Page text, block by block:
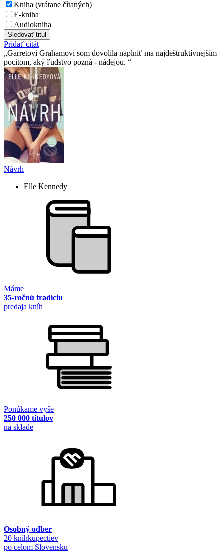
Kniha (vrátane čítaných)
E-kniha
Audiokniha
Sledovať titul
Pridať citát
Garretovi Grahamovi som dovolila naplniť ma najdeštruktívnejším
pocitom, aký ľudstvo pozná - nádejou.
Návrh
Elle Kennedy
Máme
35-ročnú tradíciu
predaja kníh
Ponúkame vyše
250 000 titulov
na sklade
Osobný odber
20 kníhkupectiev
po celom Slovensku